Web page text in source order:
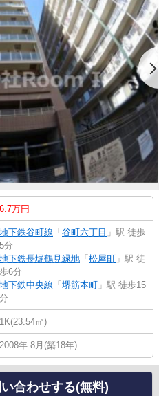
6.7万円
地下鉄谷町線 「 谷町六丁目 」駅 徒歩
5分
地下鉄長堀鶴見緑地 「 松屋町 」駅 徒
歩6分
地下鉄中央線 「 堺筋本町 」駅 徒歩15
分
1K(23.54㎡)
2008年 8月(築18年)
合わせする(無料)